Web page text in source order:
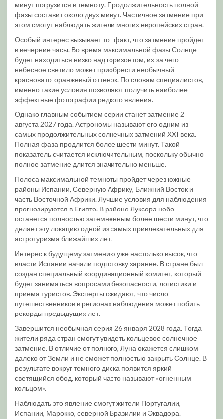
минут погрузится в темноту. Продолжительность полной
фазы составит около двух минут. Частичное затмение при
этом смогут наблюдать жители многих европейских стран.
Особый интерес вызывает тот факт, что затмение пройдет
в вечерние часы. Во время максимальной фазы Солнце
будет находиться низко над горизонтом, из-за чего
небесное светило может приобрести необычный
красновато-оранжевый оттенок. По словам специалистов,
именно такие условия позволяют получить наиболее
эффектные фотографии редкого явления.
Однако главным событием серии станет затмение 2
августа 2027 года. Астрономы называют его одним из
самых продолжительных солнечных затмений XXI века.
Полная фаза продлится более шести минут. Такой
показатель считается исключительным, поскольку обычно
полное затмение длится значительно меньше.
Полоса максимальной темноты пройдет через южные
районы Испании, Северную Африку, Ближний Восток и
часть Восточной Африки. Лучшие условия для наблюдения
прогнозируются в Египте. В районе Луксора небо
останется полностью затемненным более шести минут, что
делает эту локацию одной из самых привлекательных для
астротуризма ближайших лет.
Интерес к будущему затмению уже настолько высок, что
власти Испании начали подготовку заранее. В стране был
создан специальный координационный комитет, который
будет заниматься вопросами безопасности, логистики и
приема туристов. Эксперты ожидают, что число
путешественников в регионах наблюдения может побить
рекорды предыдущих лет.
Завершится необычная серия 26 января 2028 года. Тогда
жители ряда стран смогут увидеть кольцевое солнечное
затмение. В отличие от полного, Луна окажется слишком
далеко от Земли и не сможет полностью закрыть Солнце. В
результате вокруг темного диска появится яркий
светящийся обод, который часто называют «огненным
кольцом».
Наблюдать это явление смогут жители Португалии,
Испании, Марокко, северной Бразилии и Эквадора.